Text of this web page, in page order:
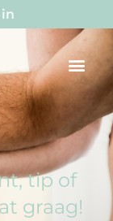
tip of
graag!